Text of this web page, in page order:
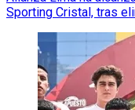
Sporting Cristal, tras